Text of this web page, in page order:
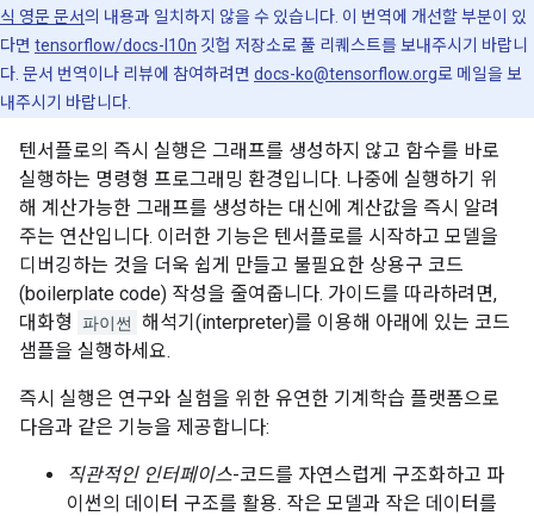
식 영문 문서의 내용과 일치하지 않을 수 있습니다. 이 번역에 개선할 부분이 있
다면 tensorflow/docs-l10n 깃헙 저장소로 풀 리퀘스트를 보내주시기 바랍니
다. 문서 번역이나 리뷰에 참여하려면 docs-ko@tensorflow.org로 메일을 보
내주시기 바랍니다.
텐서플로의 즉시 실행은 그래프를 생성하지 않고 함수를 바로
실행하는 명령형 프로그래밍 환경입니다. 나중에 실행하기 위
해 계산가능한 그래프를 생성하는 대신에 계산값을 즉시 알려
주는 연산입니다. 이러한 기능은 텐서플로를 시작하고 모델을
디버깅하는 것을 더욱 쉽게 만들고 불필요한 상용구 코드
(boilerplate code) 작성을 줄여줍니다. 가이드를 따라하려면,
대화형 파이썬 해석기(interpreter)를 이용해 아래에 있는 코드
샘플을 실행하세요.
즉시 실행은 연구와 실험을 위한 유연한 기계학습 플랫폼으로
다음과 같은 기능을 제공합니다:
직관적인 인터페이스-코드를 자연스럽게 구조화하고 파
이썬의 데이터 구조를 활용. 작은 모델과 작은 데이터를